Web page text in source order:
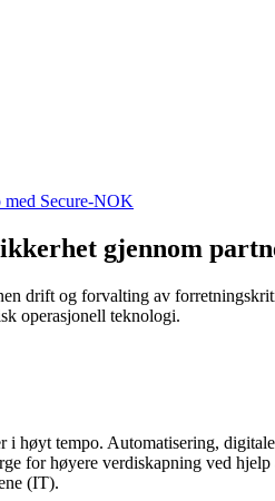
med Secure-NOK
gjennom
drift og forvalting av
operasjonell teknologi.
tempo. Automatisering,
for høyere verdiskapning ved
(IT).